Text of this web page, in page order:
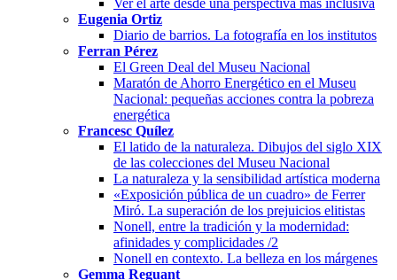
Eugenia Ortiz
Diario de barrios. La fotografía en los institutos
Ferran Pérez
El Green Deal del Museu Nacional
Maratón de Ahorro Energético en el Museu
Nacional: pequeñas acciones contra la pobreza
energética
Francesc Quílez
El latido de la naturaleza. Dibujos del siglo XIX
de las colecciones del Museu Nacional
La naturaleza y la sensibilidad artística moderna
«Exposición pública de un cuadro» de Ferrer
Miró. La superación de los prejuicios elitistas
Nonell, entre la tradición y la modernidad:
afinidades y complicidades /2
Nonell en contexto. La belleza en los márgenes
Gemma Reguant